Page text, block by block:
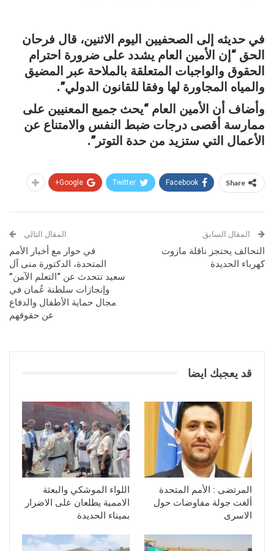
في حديثه إلى الصحفيين اليوم الاثنين، قال فرحان
الحق “إن الأمين العام يشدد على ضرورة احترام
الحقوق والواجبات المتعلقة بالملاحة عبر المضيق
والمياه المجاورة لها وفقا للقانون الدولي”.
وأضاف أن الأمين العام “يحث جميع المعنيين على
ممارسة أقصى درجات ضبط النفس والامتناع عن
الأعمال التي ستزيد من حدة التوتر”.
Share
Facebook
Twitter
Google+
المقال السابق
التحالف يحتجز ناقلة مازوت
كهرباء الحديدة
المقال التالي
في حوار مع أخبار الأمم
المتحدة، الدكتورة منى آل
سعيد تتحدث عن “التعلم الآمن”
وإنجازات سلطنة عُمان في
مجال حماية الأطفال والدفاع
عن حقوقهم
قد يعجبك ايضا
المرتضى : الأمم المتحدة
ألغت جولة مفاوضات حول
الاسرى
اللواء الموشكي والبعثة
الاممية يطلعان على الاضرار
بميناء الحديدة